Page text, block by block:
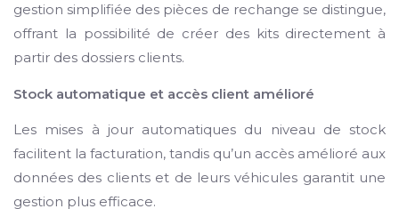
gestion simplifiée des pièces de rechange se distingue,
offrant la possibilité de créer des kits directement à
partir des dossiers clients.
Stock automatique et accès client amélioré
Les mises à jour automatiques du niveau de stock
facilitent la facturation, tandis qu’un accès amélioré aux
données des clients et de leurs véhicules garantit une
gestion plus efficace.